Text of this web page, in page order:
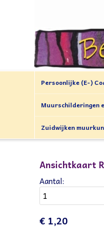
Persoonlijke (E-)
Muurschilderingen
Zuidwijken
Ansichtkaart
Aantal:
€ 1,20